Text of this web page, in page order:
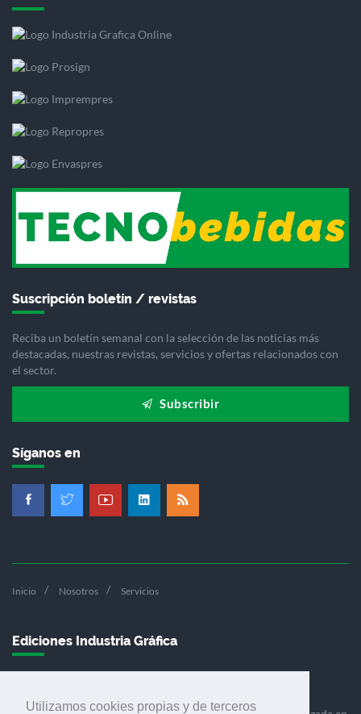
Utilizamos cookies propias y de terceros
Suscripción boletín / revistas
Reciba un boletín semanal con la selección de las noticias más
destacadas, nuestras revistas, servicios y ofertas relacionados con
el sector.
Subscribir
Síganos en
Inicio Nosotros Servicios
Ediciones Industria Gráfica